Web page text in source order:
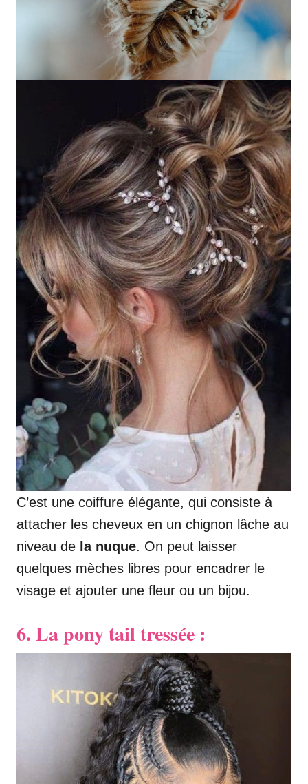
C’est une coiffure élégante, qui consiste à
attacher les cheveux en un chignon lâche au
niveau de la nuque. On peut laisser
quelques mèches libres pour encadrer le
visage et ajouter une fleur ou un bijou.
6. La pony tail tressée :